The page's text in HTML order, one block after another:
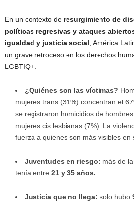
En un contexto de resurgimiento de
políticas regresivas y ataques
igualdad y justicia social , América
un grave retroceso en los derechos
LGBTIQ+:
¿Quiénes son las víctimas?
mujeres trans (31%) concentran el
se registraron homicidios de
mujeres cis lesbianas (7%). La
fuerza a quienes son más visibles en
Juventudes en riesgo: más de
tenía entre 21 y 35 años.
Justicia que no llega: solo hubo